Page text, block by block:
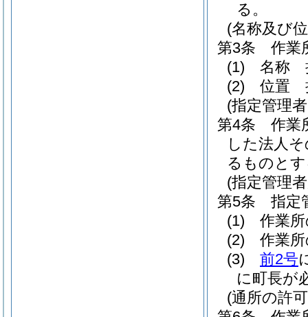
る。
(名称及び
第3条
作業
(1)
名称
(2)
位置
(指定管理
第4条
作業
した法人
るものと
(指定管理
第5条
指定
(1)
作業
(2)
作業
(3)
前2号
に町長が
(通所の許